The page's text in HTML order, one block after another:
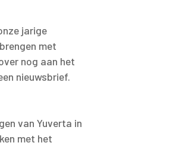
jarige
met
nog aan het
nieuwsbrief.
van Yuverta in
met het